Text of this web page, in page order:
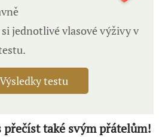
jednotlivé vlasové výživy v
testu
přečíst také svým přátelům!